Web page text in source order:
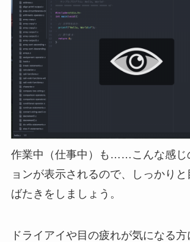
作業中（仕事中）も……こんな感じ
ョンが表示されるので、しっかりと
ばたきをしましょう。
ドライアイや目の疲れが気になる